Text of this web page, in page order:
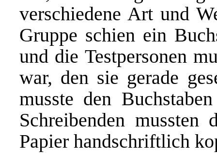
verschiedene Art und
Gruppe schien ein
und die Testpersonen
war, den sie gerade
musste den
Schreibenden
Papier handschriftlich